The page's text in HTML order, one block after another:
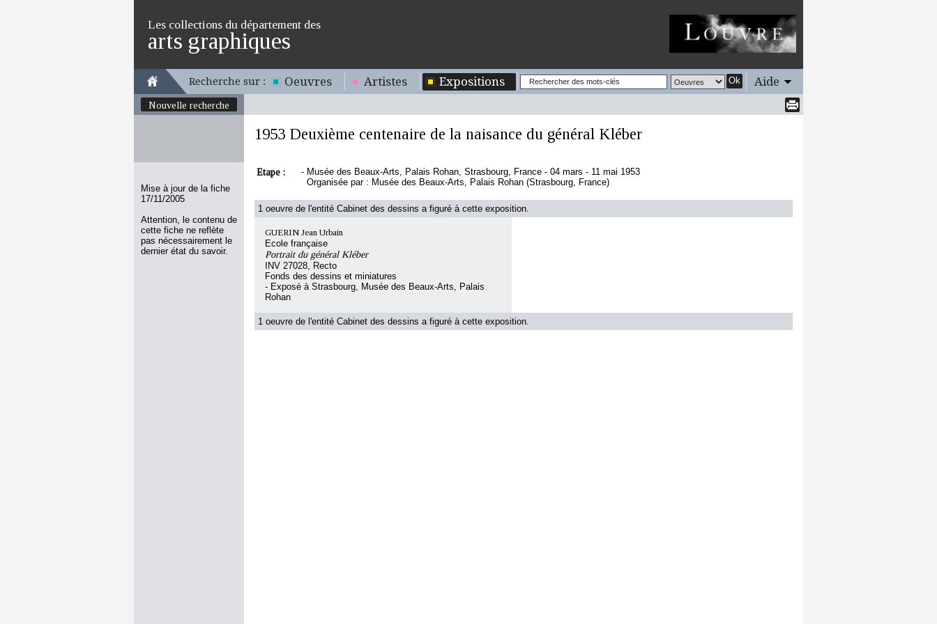
Les collections du département des
arts graphiques
Recherche sur : Oeuvres Artistes Expositions Ok Aide
Nouvelle recherche
Mise à jour de la fiche
17/11/2005
Attention, le contenu de
cette fiche ne reflète
pas nécessairement le
dernier état du savoir.
1953 Deuxième centenaire de la naisance du général Kléber
Etape : - Musée des Beaux-Arts, Palais Rohan, Strasbourg, France - 04 mars - 11 mai 1953
Organisée par : Musée des Beaux-Arts, Palais Rohan (Strasbourg, France)
1 oeuvre de l'entité Cabinet des dessins a figuré à cette exposition.
GUERIN Jean Urbain
Ecole française
Portrait du général Kléber
INV 27028, Recto
Fonds des dessins et miniatures
- Exposé à Strasbourg, Musée des Beaux-Arts, Palais
Rohan
1 oeuvre de l'entité Cabinet des dessins a figuré à cette exposition.